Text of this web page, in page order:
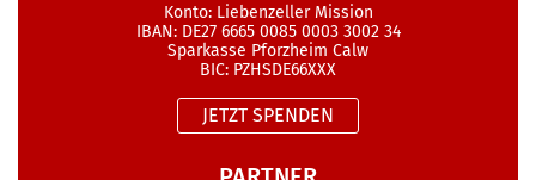
Konto: Liebenzeller Mission
IBAN: DE27 6665 0085 0003 3002 34
Sparkasse Pforzheim Calw
BIC: PZHSDE66XXX
JETZT SPENDEN